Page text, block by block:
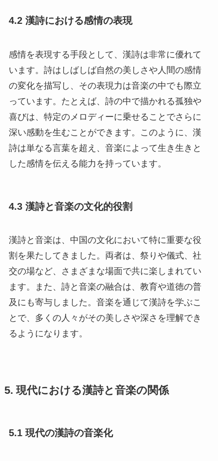
4.2 漢詩における感情の表現
感情を表現する手段として、漢詩は非常に優れて
います。詩はしばしば自然の美しさや人間の感情
の変化を描写し、その表現力は音楽の中でも際立
っています。たとえば、詩の中で描かれる孤独や
喜びは、特定のメロディーに乗せることでさらに
深い感動を生むことができます。このように、漢
詩は単なる言葉を超え、音楽によって生き生きと
した感情を伝える能力を持っています。
4.3 漢詩と音楽の文化的役割
漢詩と音楽は、中国の文化において特に重要な役
割を果たしてきました。両者は、祭りや儀式、社
交の場など、さまざまな場面で共に楽しまれてい
ます。また、詩と音楽の融合は、教育や道徳の普
及にも寄与しました。音楽を通じて漢詩を学ぶこ
とで、多くの人々がその美しさや深さを理解でき
るようになります。
5. 現代における漢詩と音楽の関係
5.1 現代の漢詩の音楽化